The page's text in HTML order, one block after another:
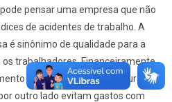
pensar uma empresa que não
de acidentes de trabalho. A
é sinônimo de qualidade para a
trabalhadores. Financeiramente,
e infraestrutura de segurança
outro lado evitam gastos com